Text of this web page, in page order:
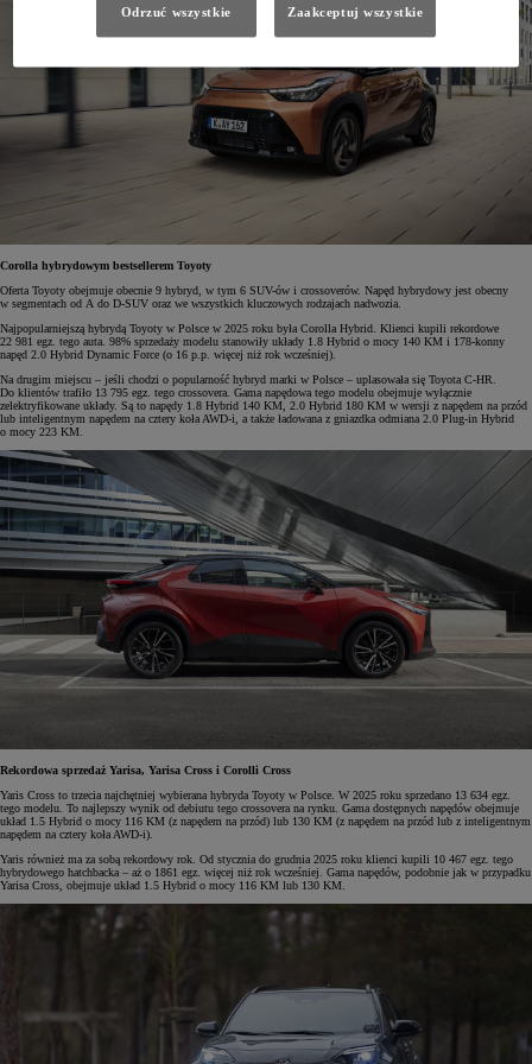
Corolla hybrydowym bestsellerem Toyoty
Oferta Toyoty obejmuje obecnie 9 hybryd, w tym 6 SUV-ów i crossoverów. Napęd hybrydowy jest obecny
w segmentach od A do D-SUV oraz we wszystkich kluczowych rodzajach nadwozia.
Najpopularniejszą hybrydą Toyoty w Polsce w 2025 roku była Corolla Hybrid. Klienci kupili rekordowe
22 981 egz. tego auta. 98% sprzedaży modelu stanowiły układy 1.8 Hybrid o mocy 140 KM i 178-konny
napęd 2.0 Hybrid Dynamic Force (o 16 p.p. więcej niż rok wcześniej).
Na drugim miejscu – jeśli chodzi o popularność hybryd marki w Polsce – uplasowała się Toyota C-HR.
Do klientów trafiło 13 795 egz. tego crossovera. Gama napędowa tego modelu obejmuje wyłącznie
zelektryfikowane układy. Są to napędy 1.8 Hybrid 140 KM, 2.0 Hybrid 180 KM w wersji z napędem na przód
lub inteligentnym napędem na cztery koła AWD-i, a także ładowana z gniazdka odmiana 2.0 Plug-in Hybrid
o mocy 223 KM.
Rekordowa sprzedaż Yarisa, Yarisa Cross i Corolli Cross
Yaris Cross to trzecia najchętniej wybierana hybryda Toyoty w Polsce. W 2025 roku sprzedano 13 634 egz.
tego modelu. To najlepszy wynik od debiutu tego crossovera na rynku. Gama dostępnych napędów obejmuje
układ 1.5 Hybrid o mocy 116 KM (z napędem na przód) lub 130 KM (z napędem na przód lub z inteligentnym
napędem na cztery koła AWD-i).
Yaris również ma za sobą rekordowy rok. Od stycznia do grudnia 2025 roku klienci kupili 10 467 egz. tego
hybrydowego hatchbacka – aż o 1861 egz. więcej niż rok wcześniej. Gama napędów, podobnie jak w przypadku
Yarisa Cross, obejmuje układ 1.5 Hybrid o mocy 116 KM lub 130 KM.
Odrzuć wszystkie Zaakceptuj wszystkie